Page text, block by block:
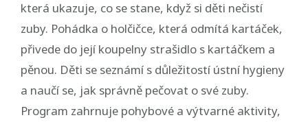
která ukazuje, co se stane, když si děti nečistí
zuby. Pohádka o holčičce, která odmítá kartáček,
přivede do její koupelny strašidlo s kartáčkem a
pěnou. Děti se seznámí s důležitostí ústní hygieny
a naučí se, jak správně pečovat o své zuby.
Program zahrnuje pohybové a výtvarné aktivity,